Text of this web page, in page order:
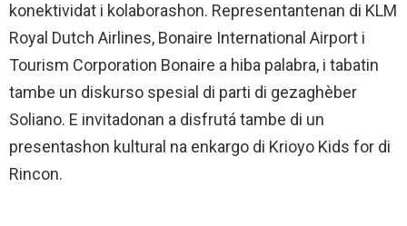
konektividat i kolaborashon. Representantenan di KLM
Royal Dutch Airlines, Bonaire International Airport i
Tourism Corporation Bonaire a hiba palabra, i tabatin
tambe un diskurso spesial di parti di gezaghèber
Soliano. E invitadonan a disfrutá tambe di un
presentashon kultural na enkargo di Krioyo Kids for di
Rincon.